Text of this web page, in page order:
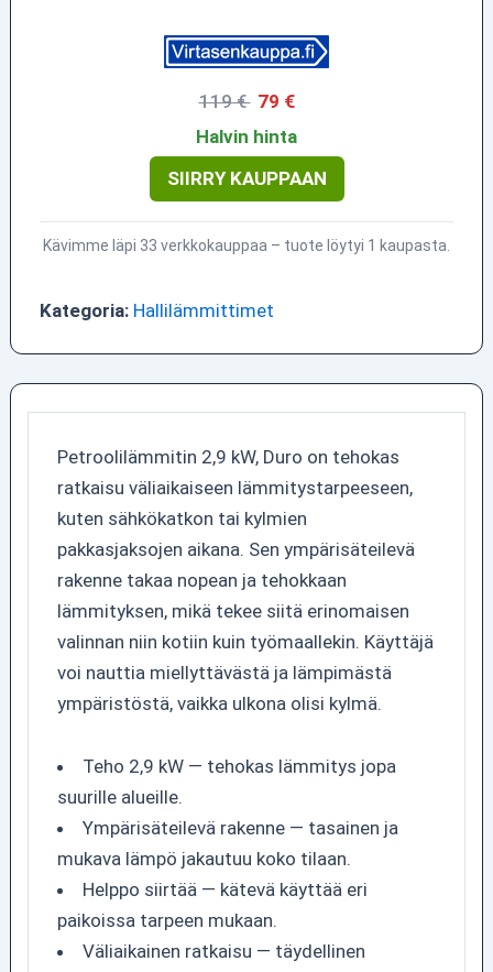
119 € 79 €
Halvin hinta
SIIRRY KAUPPAAN
Kävimme läpi 33 verkkokauppaa – tuote löytyi 1 kaupasta.
Kategoria: Hallilämmittimet
Petroolilämmitin 2,9 kW, Duro on tehokas
ratkaisu väliaikaiseen lämmitystarpeeseen,
kuten sähkökatkon tai kylmien
pakkasjaksojen aikana. Sen ympärisäteilevä
rakenne takaa nopean ja tehokkaan
lämmityksen, mikä tekee siitä erinomaisen
valinnan niin kotiin kuin työmaallekin. Käyttäjä
voi nauttia miellyttävästä ja lämpimästä
ympäristöstä, vaikka ulkona olisi kylmä.
Teho 2,9 kW — tehokas lämmitys jopa
suurille alueille.
Ympärisäteilevä rakenne — tasainen ja
mukava lämpö jakautuu koko tilaan.
Helppo siirtää — kätevä käyttää eri
paikoissa tarpeen mukaan.
Väliaikainen ratkaisu — täydellinen